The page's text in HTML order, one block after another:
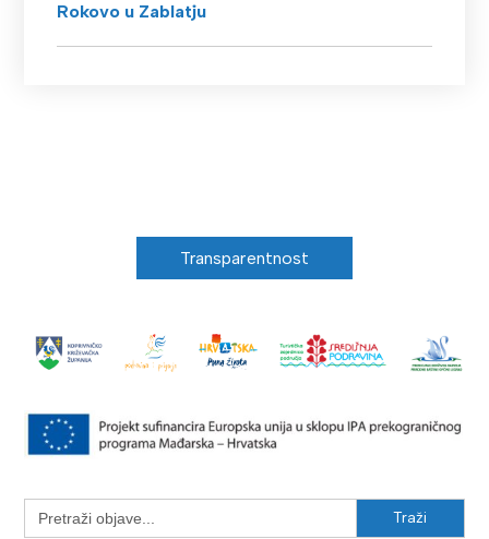
Rokovo u Zablatju
Transparentnost
Search
for: